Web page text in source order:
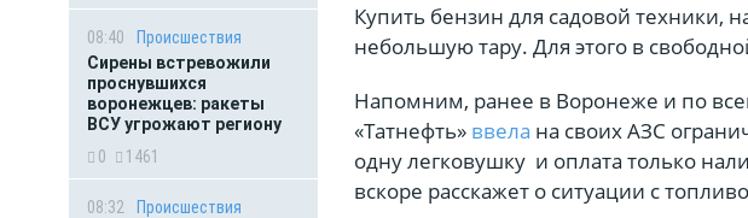
08:40
Происшествия
Сирены встревожили
проснувшихся
воронежцев: ракеты
ВСУ угрожают региону
0
1461
08:32
Происшествия
Купить бензин для садовой техники,
небольшую тару. Для этого в
Напомним, ранее в Воронеже и по
«Татнефть» ввела на своих АЗС
одну легковушку и оплата только
вскоре расскажет о ситуации с